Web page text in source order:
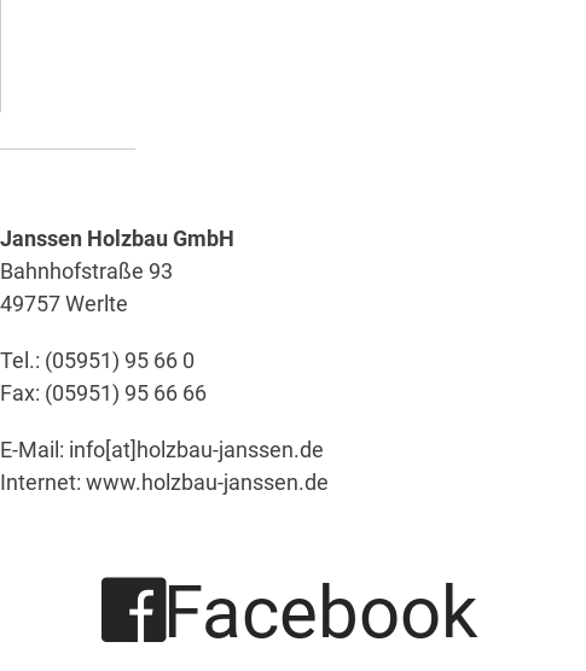
Janssen Holzbau GmbH
Bahnhofstraße 93
49757 Werlte
Tel.: (05951) 95 66 0
Fax: (05951) 95 66 66
E-Mail: info[at]holzbau-janssen.de
Internet: www.holzbau-janssen.de
Facebook